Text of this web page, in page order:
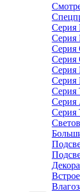
Серия
Серия
Серия
Серия
Серия
Серия
Серия
Серия
Серия